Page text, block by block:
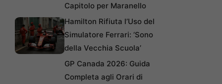
Capitolo per Maranello
Hamilton Rifiuta l’Uso del
Simulatore Ferrari: ‘Sono
della Vecchia Scuola’
GP Canada 2026: Guida
Completa agli Orari di